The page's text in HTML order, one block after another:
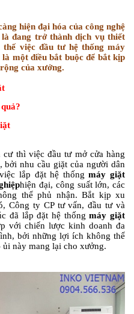
hiện đại hóa của công nghệ
đang trở thành dịch vụ thiết
việc đầu tư hệ thống máy
một điều bắt buộc để bắt kịp
của xưởng.
thì việc đầu tư mở cửa hàng
bởi nhu cầu giặt của người dân
lắp đặt hệ thốngmáy giặt
hiện đại, công suất lớn, các
thể phủ nhận. Bắt kịp xu
Công ty CP tư vấn, đầu tư và
đã lắp đặt hệ thốngmáy giặt
với chiến lược kinh doanh đa
bởi những lợi ích không thể
này mang lại cho xưởng.